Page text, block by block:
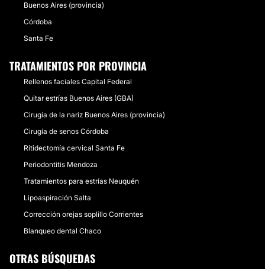
Buenos Aires (provincia)
Córdoba
Santa Fe
TRATAMIENTOS POR PROVINCIA
Rellenos faciales Capital Federal
Quitar estrías Buenos Aires (GBA)
Cirugía de la nariz Buenos Aires (provincia)
Cirugía de senos Córdoba
Ritidectomía cervical Santa Fe
Periodontitis Mendoza
Tratamientos para estrías Neuquén
Lipoaspiración Salta
Corrección orejas soplillo Corrientes
Blanqueo dental Chaco
OTRAS BÚSQUEDAS